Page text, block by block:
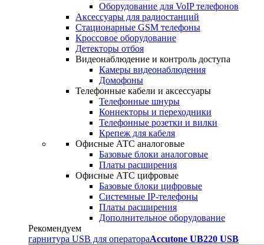
Оборудование для VoIP телефонов
Аксессуары для радиостанций
Стационарные GSM телефоны
Кроссовое оборудование
Детекторы отбоя
Видеонаблюдение и контроль доступа
Камеры видеонаблюдения
Домофоны
Телефонные кабели и аксессуары
Телефонные шнуры
Коннекторы и переходники
Телефонные розетки и вилки
Крепеж для кабеля
Офисные АТС аналоговые
Базовые блоки аналоговые
Платы расширения
Офисные АТС цифровые
Базовые блоки цифровые
Системные IP-телефоны
Платы расширения
Дополнительное оборудование
Рекомендуем
гарнитура USB для оператораAccutone UB220 USB